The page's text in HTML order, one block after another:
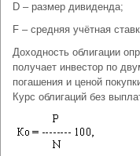
D – размер дивиденда;
F – средняя учётная
Доходность облигации
получает инвестор по
погашения и ценой
Курс облигаций без